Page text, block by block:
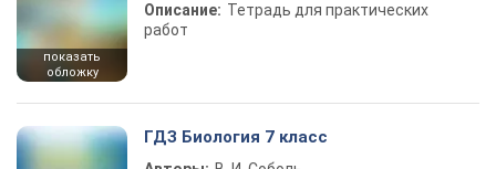
показать
обложку
Описание: Тетрадь для практических
работ
ГДЗ Биология 7 класс